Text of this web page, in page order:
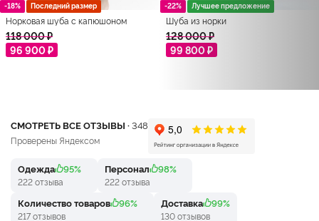
-18% Последний размер
Норковая шуба с капюшоном
118 000 ₽
96 900 ₽
-22% Лучшее предложение
Шуба из норки
128 000 ₽
99 800 ₽
СМОТРЕТЬ ВСЕ ОТЗЫВЫ ·348
Проверены Яндексом
Одежда 95%
222 отзыва
Персонал 98%
222 отзыва
Количество товаров 96%
217 отзывов
Доставка 99%
130 отзывов